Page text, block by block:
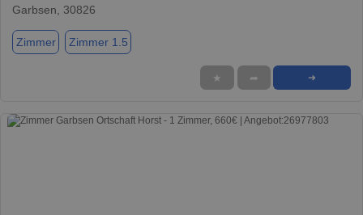
Garbsen, 30826
Zimmer Zimmer 1.5
★ ➦ ➜